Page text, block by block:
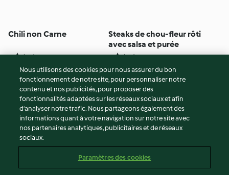
Chili non Carne
4 (10) 1h
Steaks de chou-fleur rôti
avec salsa et purée
5 (26) 1h
© Copyright 2026
Conditions d'utilisation
Politique de confidentialité
Non-responsabilité
Mentions légales
Contenu du rapport
Nous utilisons des cookies pour nous assurer du bon
fonctionnement de notre site, pour personnaliser notre
contenu et nos publicités, pour proposer des
fonctionnalités adaptées sur les réseaux sociaux et afin
d’analyser notre trafic. Nous partageons également des
informations quant à votre navigation sur notre site avec
nos partenaires analytiques, publicitaires et de réseaux
sociaux.
Paramètres des cookies